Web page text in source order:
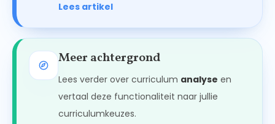
Lees artikel
Meer achtergrond
Lees verder over curriculum analyse en
vertaal deze functionaliteit naar jullie
curriculumkeuzes.